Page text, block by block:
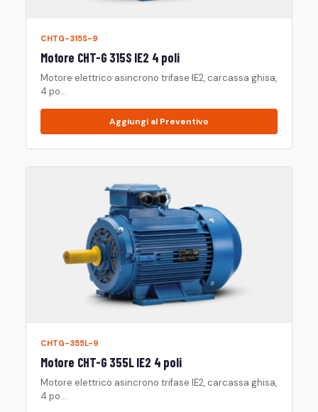
CHTG-315S-9
Motore CHT-G 315S IE2 4 poli
Motore elettrico asincrono trifase IE2, carcassa ghisa,
4 po...
Aggiungi al Preventivo
CHTG-355L-9
Motore CHT-G 355L IE2 4 poli
Motore elettrico asincrono trifase IE2, carcassa ghisa,
4 po...